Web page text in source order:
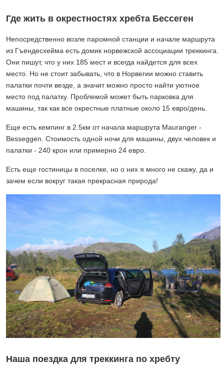
Где жить в окрестностях хребта Бессеген
Непосредственно возле паромной станции и начале маршрута
из Гъендесхейма есть домик норвежской ассоциации треккинга.
Они пишут, что у них 185 мест и всегда найдется для всех
место. Но не стоит забывать, что в Норвегии можно ставить
палатки почти везде, а значит можно просто найти уютное
место под палатку. Проблемой может быть парковка для
машины, так как все окрестные платные около 15 евро/день.
Еще есть кемпинг в 2.5км от начала маршрута Mauranger -
Besseggen. Стоимость одной ночи для машины, двух человек и
палатки - 240 крон или примерно 24 евро.
Есть еще гостиницы в поселке, но о них я много не скажу, да и
зачем если вокруг такая прекрасная природа!
Наша поездка для треккинга по хребту